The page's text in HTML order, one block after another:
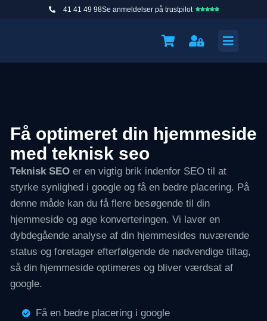
41 41 49 98Se anmeldelser på trustpilot 
Få optimeret din hjemmeside
med teknisk seo
Teknisk SEO er en vigtig brik indenfor SEO til at
styrke synlighed i google og få en bedre placering. På
denne måde kan du få flere besøgende til din
hjemmeside og øge konverteringen. Vi laver en
dybdegående analyse af din hjemmesides nuværende
status og foretager efterfølgende de nødvendige tiltag,
så din hjemmeside optimeres og bliver værdsat af
google.
Få en bedre placering i google